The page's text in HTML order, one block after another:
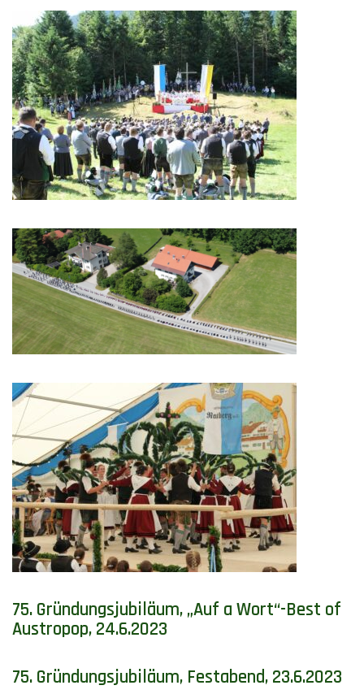
75. Gründungsjubiläum, „Auf a Wort“-Best of
Austropop, 24.6.2023
75. Gründungsjubiläum, Festabend, 23.6.2023